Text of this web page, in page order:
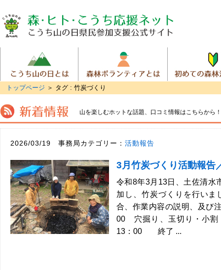
トップページ ＞ タグ : 竹炭づくり
山を楽しむホットな話題、 口コミ情報はこちらから！
2026/03/19 事務局カテゴリー： 活動報告
3月竹炭づくり活動報告
令和8年3月13日、土佐清水
加し、竹炭づくりを行い
合、作業内容の説明、及び
00 穴掘り、玉切り・小割
13：00 終了 ...